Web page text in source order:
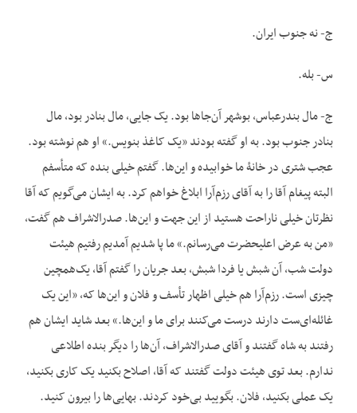
ج- نه جنوب ایران.
س- بله.
ج- مال بندرعباس، بوشهر آن‌جاها بود. یک جایی، مال بنادر بود، مال
بنادر جنوب بود. به او گفته بودند «یک کاغذ بنویس.» او هم نوشته بود.
عجب شتری در خانۀ ما خوابیده و این‌ها. گفتم خیلی بنده که متأسفم
البته پیغام آقا را به آقای رزم‌آرا ابلاغ خواهم کرد. به ایشان می‌گویم که آقا
نظرتان خیلی ناراحت هستید از این جهت و این‌ها. صدرالاشراف هم گفت،
«من به عرض اعلی‏حضرت می‌رسانم.» ما پا شدیم آمدیم رفتیم هیئت
دولت شب، آن شبش یا فردا شبش، بعد جریان را گفتم آقا، یک‌همچین
چیزی است. رزم‌آرا هم خیلی اظهار تأسف و فلان و این‌ها که، «این یک
غائله‌ای‌ست دارند درست می‌کنند برای ما و این‌ها.» بعد شاید ایشان هم
رفتند به شاه گفتند و آقای صدرالاشراف، آن‌ها را دیگر بنده اطلاعی
ندارم. بعد توی هیئت دولت گفتند که آقا، اصلاح بکنید یک کاری بکنید،
یک عملی بکنید، فلان. بگویید بی‌خود کردند. بهایی‌ها را بیرون کنید.